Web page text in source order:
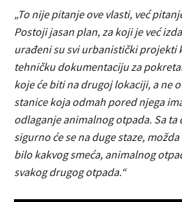
„To nije pitanje ove vlasti, već
Postoji jasan plan, za koji je već
urađeni su svi urbanistički projekti
tehničku dokumentaciju za
koje će biti na drugoj lokaciji, a ne
stanice koja odmah pored njega
odlaganje animalnog otpada. Sa ta
sigurno će se na duge staze,
bilo kakvog smeća, animalnog
svakog drugog otpada.“